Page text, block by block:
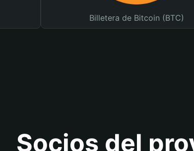
Billetera de Bitcoin (BTC)
Socios del